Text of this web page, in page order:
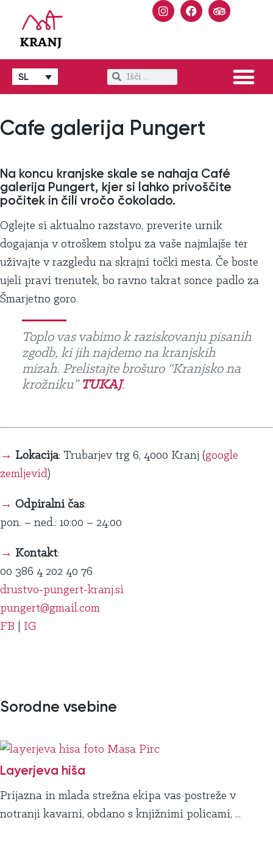
SL
Cafe galerija Pungert
Na koncu kranjske skale se nahaja Café
galerija Pungert, kjer si lahko privoščite
počitek in čili vročo čokolado.
Oglejte si aktualno razstavo, preverite urnik
dogajanja v otroškem stolpu za vaše najmlajše ter
uživajte v razgledu na skrajni točki mesta. Če boste
ujeli pravi trenutek, bo ravno takrat sonce padlo za
Šmarjetno goro.
Toplo vas vabimo k raziskovanju pisanih
zgodb, ki jih najdemo na kranjskih
mizah. Prelistajte brošuro “Kranjsko na
krožniku” TUKAJ.
→ Lokacija: Trubarjev trg 6, 4000 Kranj (google
zemljevid)
→ Odpiralni čas:
pon. – ned.: 10:00 – 24:00
→ Kontakt:
00 386 4 202 40 76
drustvo-pungert-kranj.si
pungert@gmail.com
FB
IG
Sorodne vsebine
Layerjeva hiša
Prijazna in mlada strežna ekipa vas postreže v
notranji kavarni, obdano s knjižnimi policami, ...